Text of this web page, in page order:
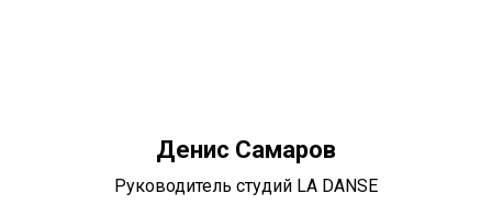
Денис Самаров
Руководитель студий LA DANSE